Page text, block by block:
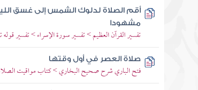
أقم الصلاة لدلوك الشمس إلى غسق
مشهودا
تفسير القرآن العظيم > تفسير سورة الإسراء > تفسير
صلاة العصر في أول وقتها
فتح الباري شرح صحيح البخاري > كتاب مواقيت